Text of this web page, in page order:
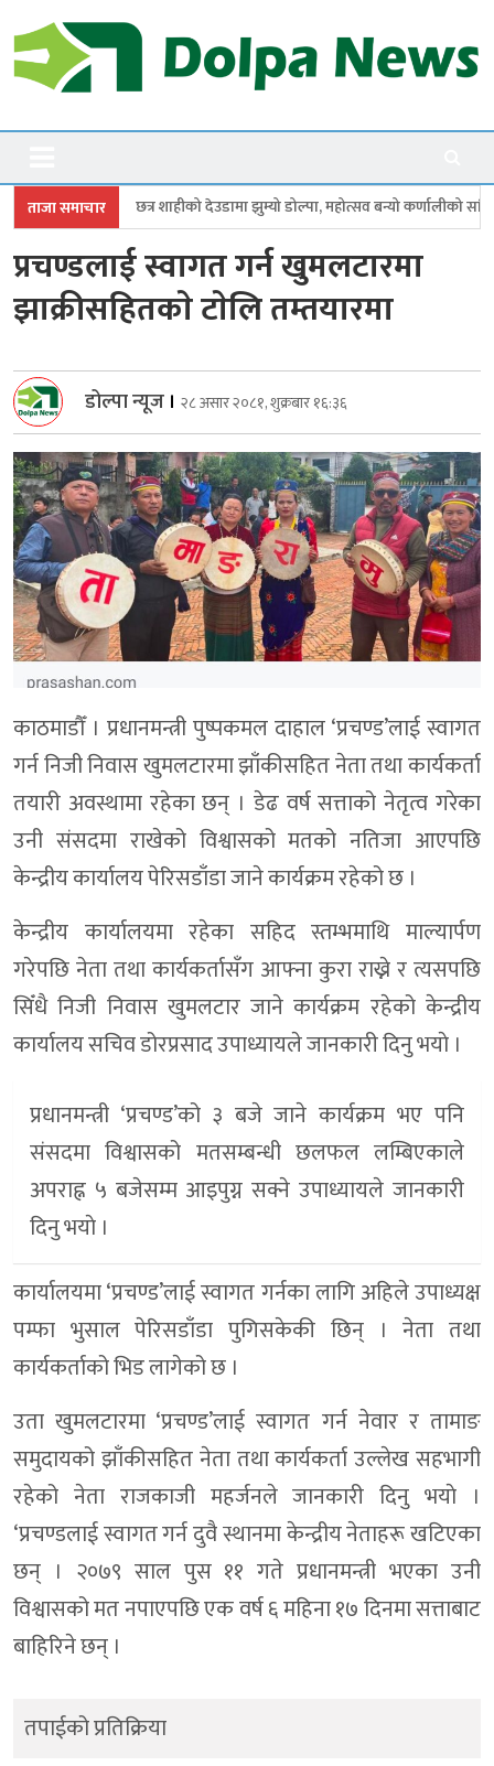
to
content
Dolpanews
ताजा समाचार
देउडामा झुम्यो डोल्पा, महोत्सव बन्यो कर्णालीको सांगीतिक उत्सव
प्रचण्डलाई स्वागत गर्न खुमलटारमा
झाक्रीसहितकाे टाेलि तम्तयारमा
डोल्पा न्यूज । २८ असार २०८१, शुक्रबार १६:३६
काठमाडौँ । प्रधानमन्त्री पुष्पकमल दाहाल ‘प्रचण्ड’लाई स्वागत
गर्न निजी निवास खुमलटारमा झाँकीसहित नेता तथा कार्यकर्ता
तयारी अवस्थामा रहेका छन् । डेढ वर्ष सत्ताको नेतृत्व गरेका
उनी संसदमा राखेको विश्वासको मतको नतिजा आएपछि
केन्द्रीय कार्यालय पेरिसडाँडा जाने कार्यक्रम रहेको छ ।
केन्द्रीय कार्यालयमा रहेका सहिद स्तम्भमाथि माल्यार्पण
गरेपछि नेता तथा कार्यकर्तासँग आफ्ना कुरा राख्ने र त्यसपछि
सिँधै निजी निवास खुमलटार जाने कार्यक्रम रहेको केन्द्रीय
कार्यालय सचिव डोरप्रसाद उपाध्यायले जानकारी दिनु भयाे ।
प्रधानमन्त्री ‘प्रचण्ड’को ३ बजे जाने कार्यक्रम भए पनि
संसदमा विश्वासको मतसम्बन्धी छलफल लम्बिएकाले
अपराह्न ५ बजेसम्म आइपुग्न सक्ने उपाध्यायले जानकारी
दिनु भयाे ।
कार्यालयमा ‘प्रचण्ड’लाई स्वागत गर्नका लागि अहिले उपाध्यक्ष
पम्फा भुसाल पेरिसडाँडा पुगिसकेकी छिन् । नेता तथा
कार्यकर्ताको भिड लागेको छ ।
उता खुमलटारमा ‘प्रचण्ड’लाई स्वागत गर्न नेवार र तामाङ
समुदायको झाँकीसहित नेता तथा कार्यकर्ता उल्लेख सहभागी
रहेको नेता राजकाजी महर्जनले जानकारी दिनु भयाे ।
‘प्रचण्डलाई स्वागत गर्न दुवै स्थानमा केन्द्रीय नेताहरू खटिएका
छन् । २०७९ साल पुस ११ गते प्रधानमन्त्री भएका उनी
विश्वासको मत नपाएपछि एक वर्ष ६ महिना १७ दिनमा सत्ताबाट
बाहिरिने छन् ।
तपाईको प्रतिक्रिया